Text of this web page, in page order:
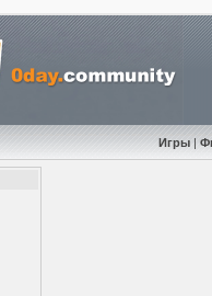
Игры|